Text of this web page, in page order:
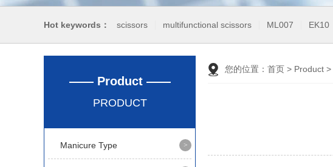
Hot keywords： scissors multifunctional scissors ML007 EK10
—— Product ——
PRODUCT
Manicure Type
您的位置： 首页 > Product >